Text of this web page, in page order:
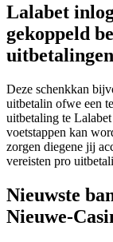
Lalabet
gekoppeld
Deze schenkkan
uitbetalin ofwe een
uitbetaling te Lalabet
voetstappen kan
zorgen diegene jij
vereisten pro
Nieuwste
Nieuwe-